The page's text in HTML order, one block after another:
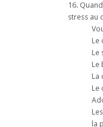
16.
stress au
Le
Le
Le
La
Le
la